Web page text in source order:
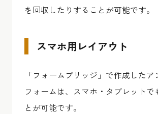
を回収したりすることが可能です。
スマホ用レイアウト
「フォームブリッジ」で作成したア
フォームは、スマホ・タブレットで
とが可能です。